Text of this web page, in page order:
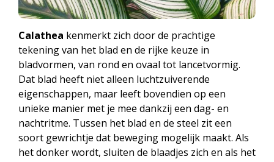
Calathea kenmerkt zich door de prachtige
tekening van het blad en de rijke keuze in
bladvormen, van rond en ovaal tot lancetvormig.
Dat blad heeft niet alleen luchtzuiverende
eigenschappen, maar leeft bovendien op een
unieke manier met je mee dankzij een dag- en
nachtritme. Tussen het blad en de steel zit een
soort gewrichtje dat beweging mogelijk maakt. Als
het donker wordt, sluiten de blaadjes zich en als het